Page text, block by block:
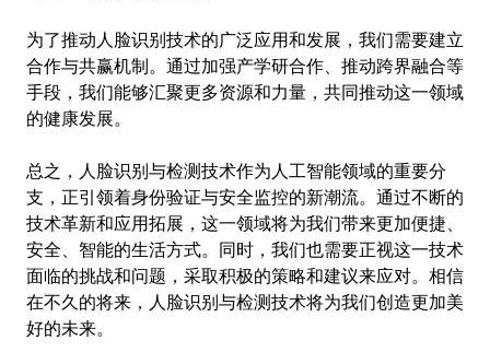
为了推动人脸识别技术的广泛应用和发展，我们需要建立
合作与共赢机制。通过加强产学研合作、推动跨界融合等
手段，我们能够汇聚更多资源和力量，共同推动这一领域
的健康发展。
总之，人脸识别与检测技术作为人工智能领域的重要分
支，正引领着身份验证与安全监控的新潮流。通过不断的
技术革新和应用拓展，这一领域将为我们带来更加便捷、
安全、智能的生活方式。同时，我们也需要正视这一技术
面临的挑战和问题，采取积极的策略和建议来应对。相信
在不久的将来，人脸识别与检测技术将为我们创造更加美
好的未来。